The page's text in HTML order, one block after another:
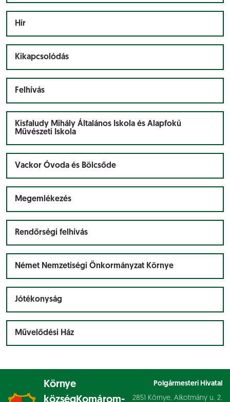
Hír
Kikapcsolódás
Felhívás
Kisfaludy Mihály Általános Iskola és Alapfokú
Művészeti Iskola
Vackor Óvoda és Bölcsőde
Megemlékezés
Rendőrségi felhívás
Német Nemzetiségi Önkormányzat Környe
Jótékonyság
Művelődési Ház
Környe
község Komárom-
Polgármesteri Hivatal
2851 Környe, Alkotmány u. 2.